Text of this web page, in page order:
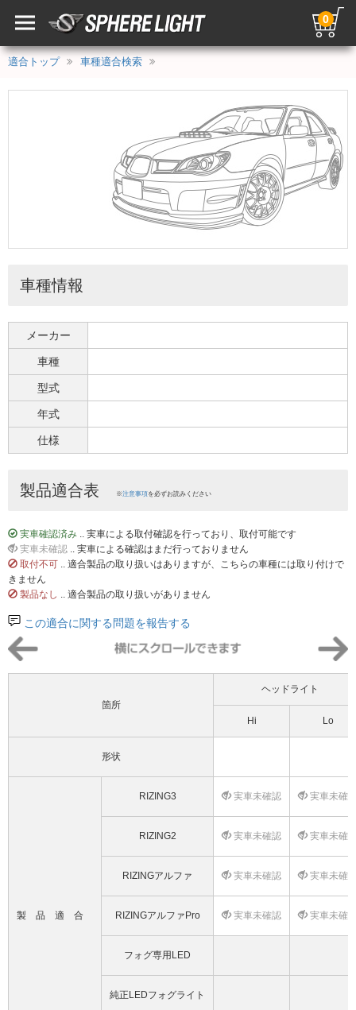
0
適合トップ 車種適合検索
車種情報
メーカー
車種
型式
年式
仕様
製品適合表 ※注意事項を必ずお読みください
実車確認済み .. 実車による取付確認を行っており、取付可能です
実車未確認 .. 実車による確認はまだ行っておりません
取付不可 .. 適合製品の取り扱いはありますが、こちらの車種には取り付けで
きません
製品なし .. 適合製品の取り扱いがありません
この適合に関する問題を報告する
箇所
ヘッドライト
Hi Lo
形状
製品適合
RIZING3 実車未確認 実車未確
RIZING2 実車未確認 実車未確
RIZINGアルファ 実車未確認 実車未確
RIZINGアルファPro 実車未確認 実車未確
フォグ専用LED
純正LEDフォグライト